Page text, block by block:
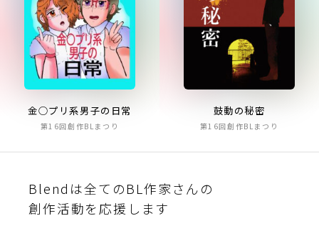
金○プリ系男子の日常
第16回創作BLまつり
鼓動の秘密
第16回創作BLまつり
Blendは全てのBL作家さんの
創作活動を応援します